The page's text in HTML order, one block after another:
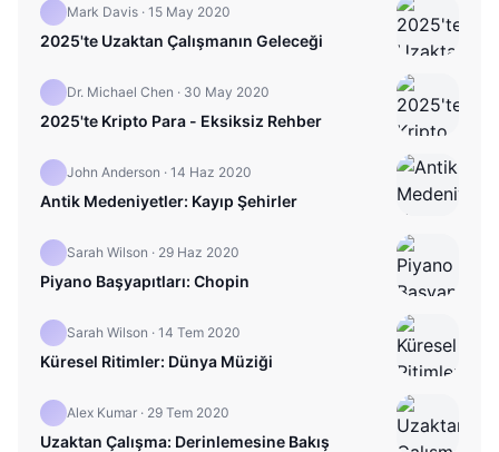
Mark Davis · 15 May 2020
2025'te Uzaktan Çalışmanın Geleceği
Dr. Michael Chen · 30 May 2020
2025'te Kripto Para - Eksiksiz Rehber
John Anderson · 14 Haz 2020
Antik Medeniyetler: Kayıp Şehirler
Sarah Wilson · 29 Haz 2020
Piyano Başyapıtları: Chopin
Sarah Wilson · 14 Tem 2020
Küresel Ritimler: Dünya Müziği
Alex Kumar · 29 Tem 2020
Uzaktan Çalışma: Derinlemesine Bakış